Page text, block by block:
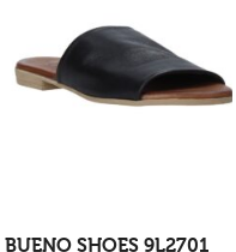
BUENO SHOES 9L2701